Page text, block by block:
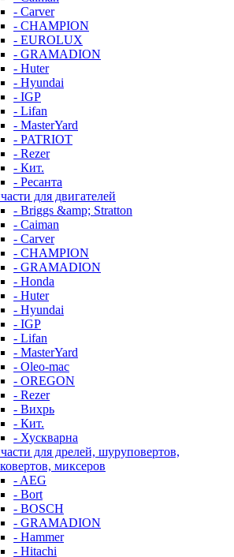
- Carver
- CHAMPION
- EUROLUX
- GRAMADION
- Huter
- Hyundai
- IGP
- Lifan
- MasterYard
- PATRIOT
- Rezer
- Кит.
- Ресанта
для двигателей
- Briggs &amp; Stratton
- Caiman
- Carver
- CHAMPION
- GRAMADION
- Honda
- Huter
- Hyundai
- IGP
- Lifan
- MasterYard
- Oleo-mac
- OREGON
- Rezer
- Вихрь
- Кит.
- Хускварна
для дрелей, шуруповертов,
миксеров
- AEG
- Bort
- BOSCH
- GRAMADION
- Hammer
- Hitachi